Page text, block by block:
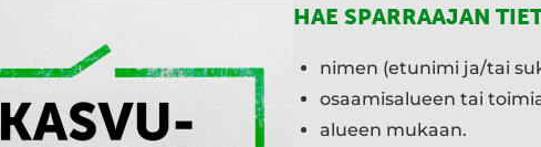
HAE SPARRAAJAN
nimen (etunimi ja/tai
osaamisalueen tai
alueen mukaan.